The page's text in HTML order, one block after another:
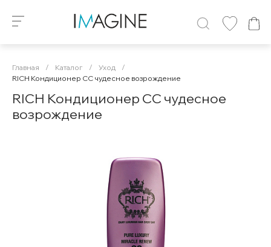
Главная / Каталог / Уход
/
RICH Кондиционер СС чудесное возрождение
RICH Кондиционер СС чудесное
возрождение